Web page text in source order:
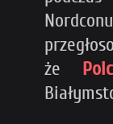
że